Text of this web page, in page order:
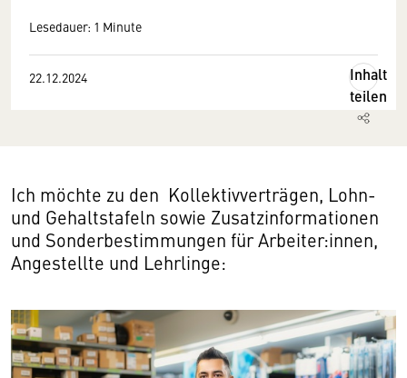
Lesedauer: 1 Minute
22.12.2024
Inhalt
teilen
Ich möchte zu den Kollektivverträgen, Lohn-
und Gehaltstafeln sowie Zusatzinformationen
und Sonderbestimmungen für Arbeiter:innen,
Angestellte und Lehrlinge: